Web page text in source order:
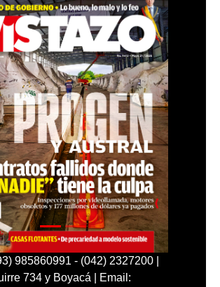
985860991 - (042) 2327200 |
734 y Boyacá | Email: